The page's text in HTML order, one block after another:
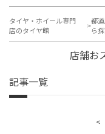
タイヤ・ホイール専門
店のタイヤ館
都
ら
店舗お
記事一覧
<